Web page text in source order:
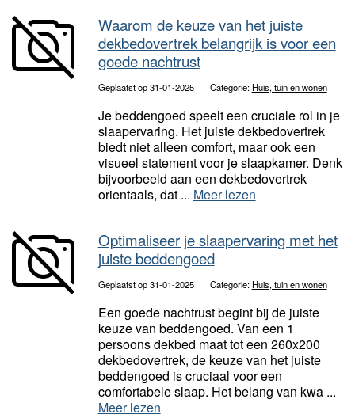
Waarom de keuze van het juiste
dekbedovertrek belangrijk is voor een
goede nachtrust
Geplaatst op 31-01-2025 Categorie: Huis, tuin en wonen
Je beddengoed speelt een cruciale rol in je
slaapervaring. Het juiste dekbedovertrek
biedt niet alleen comfort, maar ook een
visueel statement voor je slaapkamer. Denk
bijvoorbeeld aan een dekbedovertrek
orientaals, dat ... Meer lezen
Optimaliseer je slaapervaring met het
juiste beddengoed
Geplaatst op 31-01-2025 Categorie: Huis, tuin en wonen
Een goede nachtrust begint bij de juiste
keuze van beddengoed. Van een 1
persoons dekbed maat tot een 260x200
dekbedovertrek, de keuze van het juiste
beddengoed is cruciaal voor een
comfortabele slaap. Het belang van kwa ...
Meer lezen